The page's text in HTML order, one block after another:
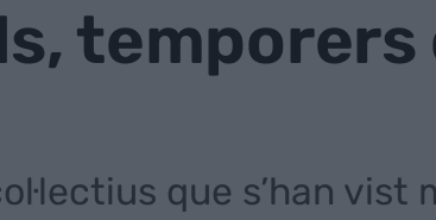
temporers
que s’han vist